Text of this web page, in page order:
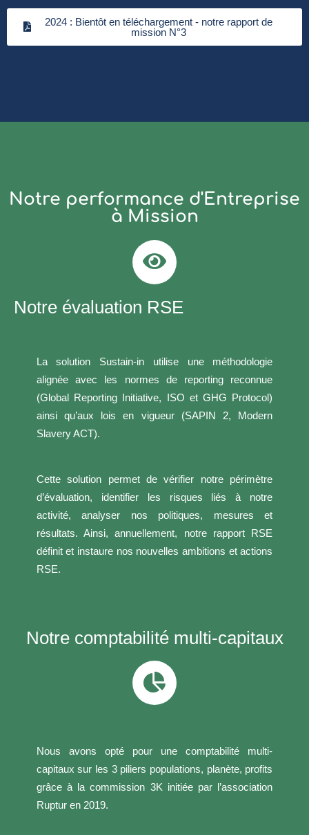
2024 : Bientôt en téléchargement - notre rapport de
mission N°3
Notre performance d'Entreprise
à Mission
Notre évaluation RSE
La solution Sustain-in utilise une méthodologie
alignée avec les normes de reporting reconnue
(Global Reporting Initiative, ISO et GHG Protocol)
ainsi qu’aux lois en vigueur (SAPIN 2, Modern
Slavery ACT).
Cette solution permet de vérifier notre périmètre
d’évaluation, identifier les risques liés à notre
activité, analyser nos politiques, mesures et
résultats. Ainsi, annuellement, notre rapport RSE
définit et instaure nos nouvelles ambitions et actions
RSE.
Notre comptabilité multi-capitaux
Nous avons opté pour une comptabilité multi-
capitaux sur les 3 piliers populations, planète, profits
grâce à la commission 3K initiée par l’association
Ruptur en 2019.